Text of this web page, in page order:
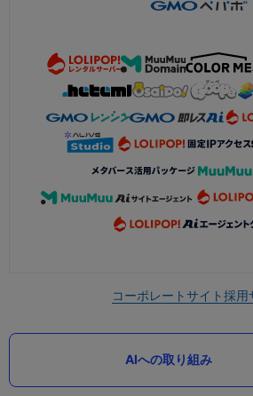
コーポレートサイト採用
AIへの取り組み